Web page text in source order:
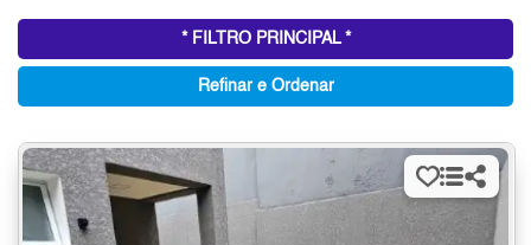
* FILTRO PRINCIPAL *
Refinar e Ordenar